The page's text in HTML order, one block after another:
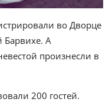
во Дворце
Барвихе. А
произнесли в
200 гостей.